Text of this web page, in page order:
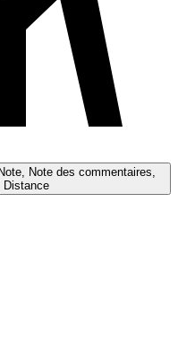
Note des commentaires,
Distance